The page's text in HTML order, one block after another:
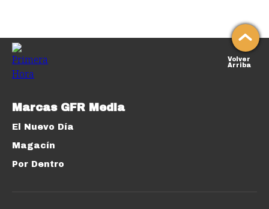
Volver
Arriba
Marcas GFR Media
El Nuevo Día
Magacín
Por Dentro